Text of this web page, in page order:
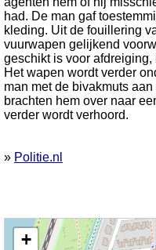
had. De man gaf
kleding. Uit de fouillering
vuurwapen gelijkend
geschikt is voor
Het wapen wordt verder
man met de bivakmuts
brachten hem over naar
verder wordt verhoord.
» Politie.nl
Kaart nieuws Middelburg. Locatie
Vlissingseweg
+